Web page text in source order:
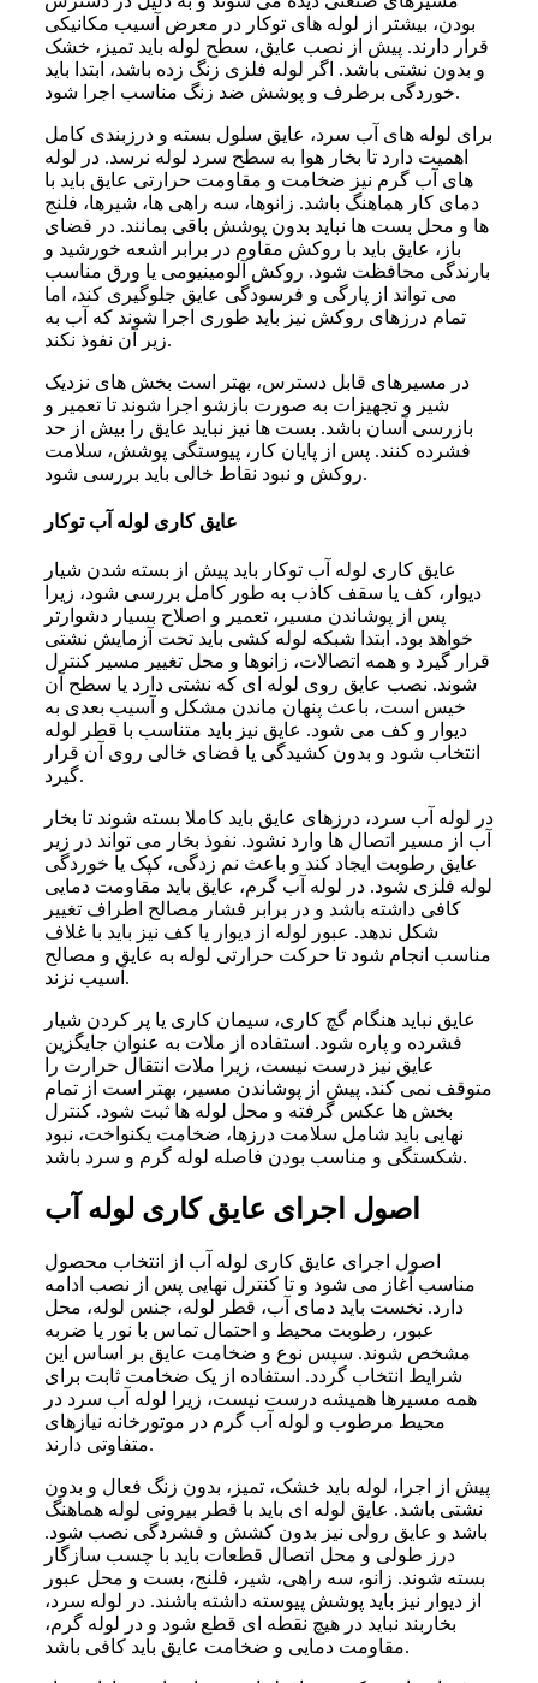
بودن، بیشتر از لوله های توکار در معرض آسیب مکانیکی
قرار دارند. پیش از نصب عایق، سطح لوله باید تمیز، خشک
و بدون نشتی باشد. اگر لوله فلزی زنگ زده باشد، ابتدا باید
خوردگی برطرف و پوشش ضد زنگ مناسب اجرا شود.
برای لوله های آب سرد، عایق سلول بسته و درزبندی کامل
اهمیت دارد تا بخار هوا به سطح سرد لوله نرسد. در لوله
های آب گرم نیز ضخامت و مقاومت حرارتی عایق باید با
دمای کار هماهنگ باشد. زانوها، سه راهی ها، شیرها، فلنج
ها و محل بست ها نباید بدون پوشش باقی بمانند. در فضای
باز، عایق باید با روکش مقاوم در برابر اشعه خورشید و
بارندگی محافظت شود. روکش آلومینیومی یا ورق مناسب
می تواند از پارگی و فرسودگی عایق جلوگیری کند، اما
تمام درزهای روکش نیز باید طوری اجرا شوند که آب به
زیر آن نفوذ نکند.
در مسیرهای قابل دسترس، بهتر است بخش های نزدیک
شیر و تجهیزات به صورت بازشو اجرا شوند تا تعمیر و
بازرسی آسان باشد. بست ها نیز نباید عایق را بیش از حد
فشرده کنند. پس از پایان کار، پیوستگی پوشش، سلامت
روکش و نبود نقاط خالی باید بررسی شود.
عایق کاری لوله آب توکار
عایق کاری لوله آب توکار باید پیش از بسته شدن شیار
دیوار، کف یا سقف کاذب به طور کامل بررسی شود، زیرا
پس از پوشاندن مسیر، تعمیر و اصلاح بسیار دشوارتر
خواهد بود. ابتدا شبکه لوله کشی باید تحت آزمایش نشتی
قرار گیرد و همه اتصالات، زانوها و محل تغییر مسیر کنترل
شوند. نصب عایق روی لوله ای که نشتی دارد یا سطح آن
خیس است، باعث پنهان ماندن مشکل و آسیب بعدی به
دیوار و کف می شود. عایق نیز باید متناسب با قطر لوله
انتخاب شود و بدون کشیدگی یا فضای خالی روی آن قرار
گیرد.
در لوله آب سرد، درزهای عایق باید کاملا بسته شوند تا بخار
آب از مسیر اتصال ها وارد نشود. نفوذ بخار می تواند در زیر
عایق رطوبت ایجاد کند و باعث نم زدگی، کپک یا خوردگی
لوله فلزی شود. در لوله آب گرم، عایق باید مقاومت دمایی
کافی داشته باشد و در برابر فشار مصالح اطراف تغییر
شکل ندهد. عبور لوله از دیوار یا کف نیز باید با غلاف
مناسب انجام شود تا حرکت حرارتی لوله به عایق و مصالح
آسیب نزند.
عایق نباید هنگام گچ کاری، سیمان کاری یا پر کردن شیار
فشرده و پاره شود. استفاده از ملات به عنوان جایگزین
عایق نیز درست نیست، زیرا ملات انتقال حرارت را
متوقف نمی کند. پیش از پوشاندن مسیر، بهتر است از تمام
بخش ها عکس گرفته و محل لوله ها ثبت شود. کنترل
نهایی باید شامل سلامت درزها، ضخامت یکنواخت، نبود
شکستگی و مناسب بودن فاصله لوله گرم و سرد باشد.
اصول اجرای عایق کاری لوله آب
اصول اجرای عایق کاری لوله آب از انتخاب محصول
مناسب آغاز می شود و تا کنترل نهایی پس از نصب ادامه
دارد. نخست باید دمای آب، قطر لوله، جنس لوله، محل
عبور، رطوبت محیط و احتمال تماس با نور یا ضربه
مشخص شوند. سپس نوع و ضخامت عایق بر اساس این
شرایط انتخاب گردد. استفاده از یک ضخامت ثابت برای
همه مسیرها همیشه درست نیست، زیرا لوله آب سرد در
محیط مرطوب و لوله آب گرم در موتورخانه نیازهای
متفاوتی دارند.
پیش از اجرا، لوله باید خشک، تمیز، بدون زنگ فعال و بدون
نشتی باشد. عایق لوله ای باید با قطر بیرونی لوله هماهنگ
باشد و عایق رولی نیز بدون کشش و فشردگی نصب شود.
درز طولی و محل اتصال قطعات باید با چسب سازگار
بسته شوند. زانو، سه راهی، شیر، فلنج، بست و محل عبور
از دیوار نیز باید پوشش پیوسته داشته باشند. در لوله سرد،
بخاربند نباید در هیچ نقطه ای قطع شود و در لوله گرم،
مقاومت دمایی و ضخامت عایق باید کافی باشد.